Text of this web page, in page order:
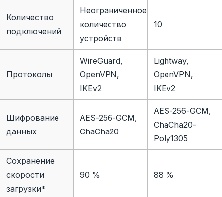
Количество
подключений
Неограниченное
количество
устройств
10
Протоколы
WireGuard,
OpenVPN,
IKEv2
Lightway,
OpenVPN,
IKEv2
Шифрование
данных
AES-256-GCM,
ChaCha20
AES-256-GCM,
ChaCha20-
Poly1305
Сохранение
скорости
загрузки*
90 % 88 %